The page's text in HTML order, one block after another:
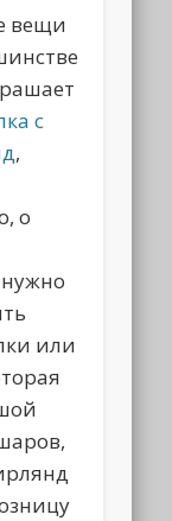
вещи
с
,
о
или